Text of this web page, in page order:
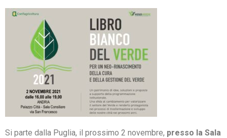
Si parte dalla Puglia, il prossimo 2 novembre, presso la Sala